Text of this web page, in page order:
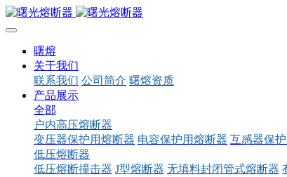
曙熔
关于我们
联系我们 公司简介 曙熔资质
产品展示
全部
户内高压熔断器
变压器保护用熔断器 电容保护用熔断器 互感器保
低压熔断器
低压熔断撞击器 J型熔断器 无填料封闭管式熔断器